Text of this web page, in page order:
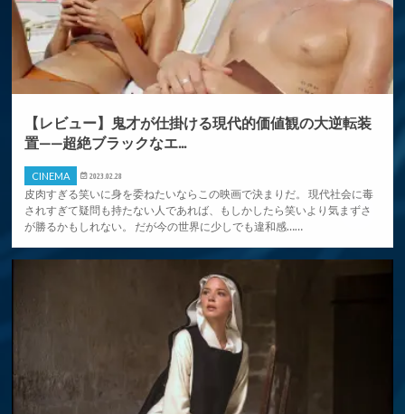
【レビュー】鬼才が仕掛ける現代的価値観の大逆転装
置——超絶ブラックなエ...
CINEMA 2023.02.28
皮肉すぎる笑いに身を委ねたいならこの映画で決まりだ。 現代社会に毒
されすぎて疑問も持たない人であれば、もしかしたら笑いより気まずさ
が勝るかもしれない。 だが今の世界に少しでも違和感……